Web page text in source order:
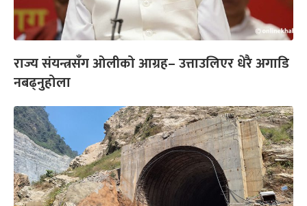
राज्य संयन्त्रसँग ओलीको आग्रह– उत्ताउलिएर धेरै अगाडि
नबढ्नुहोला